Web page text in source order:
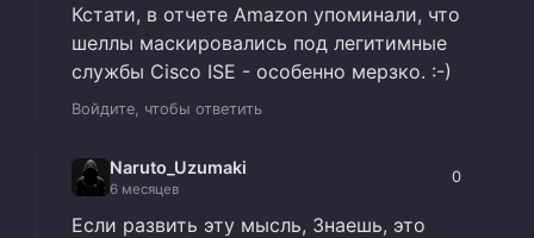
Кстати, в отчете Amazon упоминали, что
шеллы маскировались под легитимные
службы Cisco ISE - особенно мерзко. :-)
Войдите, чтобы ответить
Naruto_Uzumaki
6 месяцев
0
Если развить эту мысль, Знаешь, это